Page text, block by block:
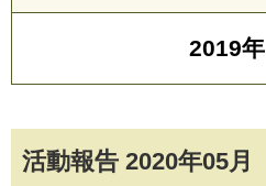
活動報告 2020年05月
2019年